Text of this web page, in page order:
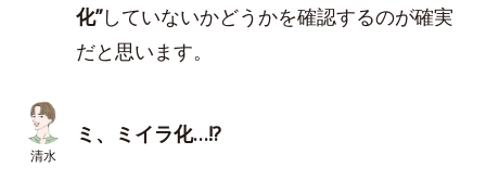
化”していないかどうかを確認するのが確実
だと思います。
清水
ミ、ミイラ化…!?